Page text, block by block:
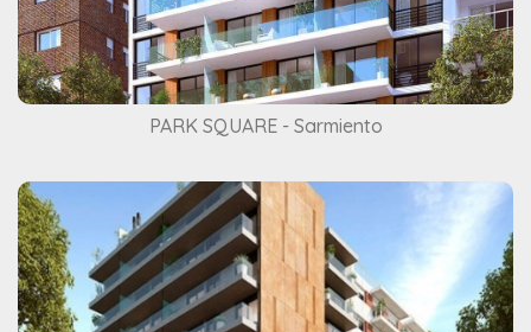
PARK SQUARE - Sarmiento